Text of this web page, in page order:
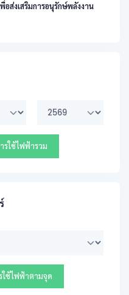
อส่งเสริมการอนุรักษ์พลังงาน
ใช้ไฟฟ้ารวม
ช้ไฟฟ้าตามจุด